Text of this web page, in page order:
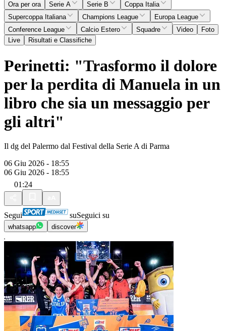
Ora per ora Serie A Serie B
Coppa Italia
Supercoppa Italiana
Champions League
Europa League
Conference League
Calcio Estero Squadre Video
Foto
Live
Risultati e Classifiche
Perinetti: "Trasformo il dolore
per la perdita di Manuela in un
libro che sia un messaggio per
gli altri"
Il dg del Palermo dal Festival della Serie A di Parma
06 Giu 2026 - 18:55
06 Giu 2026 - 18:55
01:24
Segui suSeguici su
whatsapp discover